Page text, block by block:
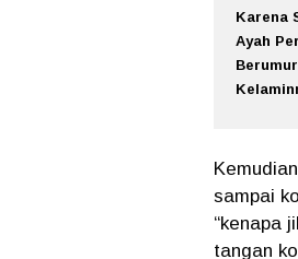
Karena
Ayah
sampai
“kenapa
tangan